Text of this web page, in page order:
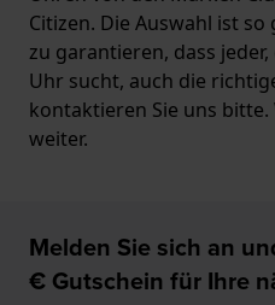
Citizen. Die Auswahl ist
zu garantieren, dass
Uhr sucht, auch die
kontaktieren Sie uns
weiter.
Melden Sie sich an
€ Gutschein für Ihre